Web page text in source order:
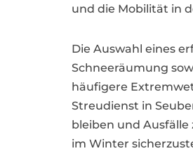
und die Mobilität in
Die Auswahl eines
Schneeräumung
häufigere
Streudienst in
bleiben und
im Winter